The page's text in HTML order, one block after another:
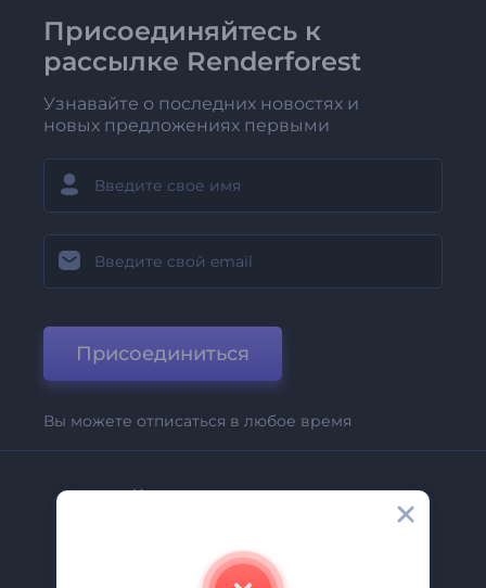
Присоединяйтесь к
рассылке Renderforest
Узнавайте о последних новостях и
новых предложениях первыми
Присоединиться
Вы можете отписаться в любое время
Компания
Свяжитесь С Нами